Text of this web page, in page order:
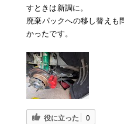
すときは新調に。
廃棄パックへの移し替えも
かったです。
役に立った 0